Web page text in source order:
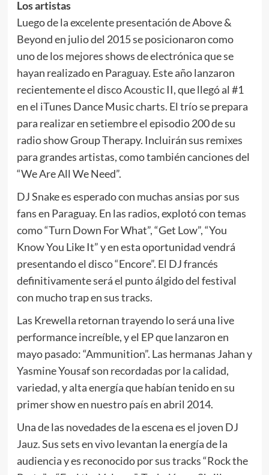
Los artistas
Luego de la excelente presentación de Above &
Beyond en julio del 2015 se posicionaron como
uno de los mejores shows de electrónica que se
hayan realizado en Paraguay. Este año lanzaron
recientemente el disco Acoustic II, que llegó al #1
en el iTunes Dance Music charts. El trío se prepara
para realizar en setiembre el episodio 200 de su
radio show Group Therapy. Incluirán sus remixes
para grandes artistas, como también canciones del
“We Are All We Need”.
DJ Snake es esperado con muchas ansias por sus
fans en Paraguay. En las radios, explotó con temas
como “Turn Down For What”, “Get Low”, “You
Know You Like It” y en esta oportunidad vendrá
presentando el disco “Encore”. El DJ francés
definitivamente será el punto álgido del festival
con mucho trap en sus tracks.
Las Krewella retornan trayendo lo será una live
performance increíble, y el EP que lanzaron en
mayo pasado: “Ammunition”. Las hermanas Jahan y
Yasmine Yousaf son recordadas por la calidad,
variedad, y alta energía que habían tenido en su
primer show en nuestro país en abril 2014.
Una de las novedades de la escena es el joven DJ
Jauz. Sus sets en vivo levantan la energía de la
audiencia y es reconocido por sus tracks “Rock the